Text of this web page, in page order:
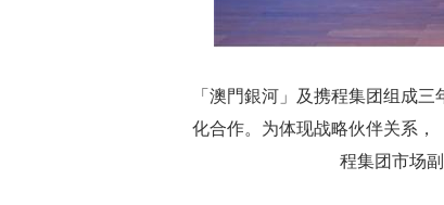
「澳門銀河」及携程集团组成
化合作。为体现战略伙伴关系，
程集团市场